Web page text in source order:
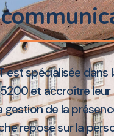
est spécialisée dans
et accroître
de la
repose sur la